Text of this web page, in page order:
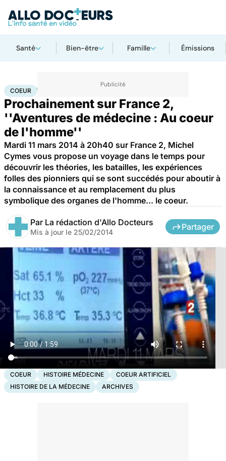
Santé Bien-être Famille Émissions
AccueilSanté Maladies cardiaques
COEUR
Prochainement sur France 2,
''Aventures de médecine : Au coeur
de l'homme''
Mardi 11 mars 2014 à 20h40 sur France 2, Michel
Cymes vous propose un voyage dans le temps pour
découvrir les théories, les batailles, les expériences
folles des pionniers qui se sont succédés pour aboutir à
la connaissance et au remplacement du plus
symbolique des organes de l'homme... le coeur.
Par La rédaction d'Allo Docteurs
Mis à jour le 25/02/2014
Partager
COEUR HISTOIRE MÉDECINE
COEUR ARTIFICIEL
HISTOIRE DE LA MÉDECINE
ARCHIVES